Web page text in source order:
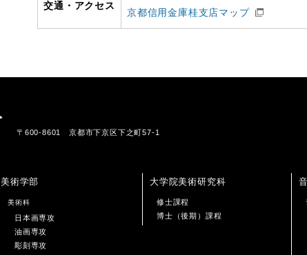
交通・アクセス
京都信用金庫桂支店マップ
〒600-8601 京都市下京区下之町57-1
美術学部
美術科
日本画専攻
油画専攻
彫刻専攻
大学院美術研究科
修士課程
博士（後期）課程